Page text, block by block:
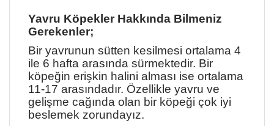
Yavru Köpekler Hakkında Bilmeniz
Gerekenler;
Bir yavrunun sütten kesilmesi ortalama 4
ile 6 hafta arasında sürmektedir. Bir
köpeğin erişkin halini alması ise ortalama
11-17 arasındadır. Özellikle yavru ve
gelişme cağında olan bir köpeği çok iyi
beslemek zorundayız.